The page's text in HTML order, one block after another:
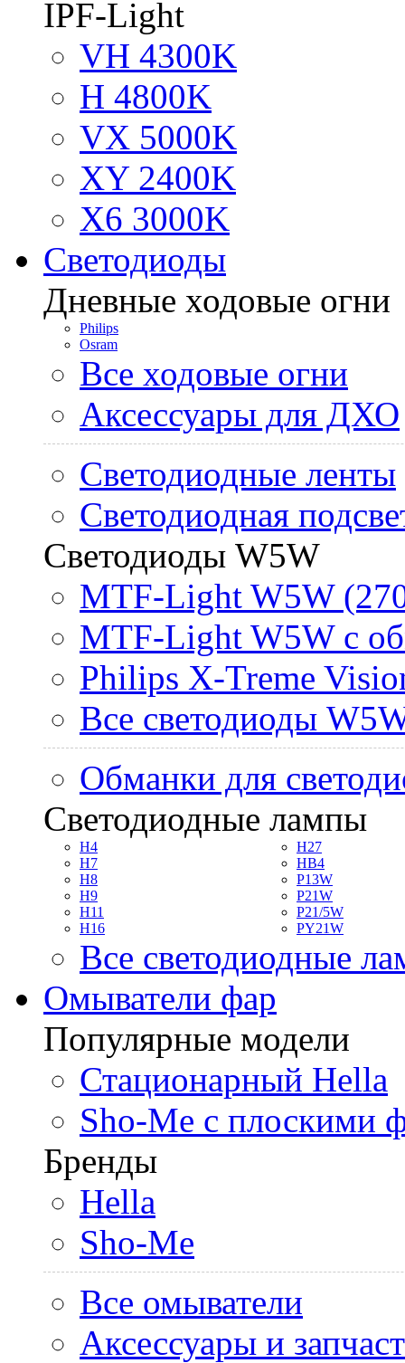
IPF-Light
VH 4300K
H 4800K
VX 5000K
XY 2400K
X6 3000K
Светодиоды
Дневные ходовые огни
Philips
Osram
Все ходовые огни
Аксессуары для ДХО
Светодиодные ленты
Светодиодная
Светодиоды W5W
MTF-Light W5W
MTF-Light W5W с
Philips X-Treme
Все светодиоды
Обманки для
Светодиодные лампы
H4
H7
H8
H9
H11
H16
H27
HB4
P13W
P21W
P21/5W
PY21W
Все светодиодные
Омыватели фар
Популярные модели
Стационарный Hella
Sho-Me с плоскими
Бренды
Hella
Sho-Me
Все омыватели
Аксессуары и